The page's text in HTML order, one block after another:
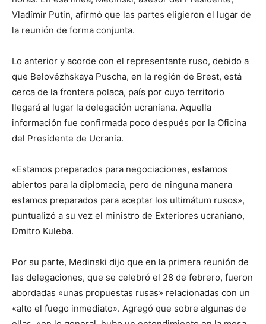
Vladímir Putin, afirmó que las partes eligieron el lugar de
la reunión de forma conjunta.
Lo anterior y acorde con el representante ruso, debido a
que Belovézhskaya Puscha, en la región de Brest, está
cerca de la frontera polaca, país por cuyo territorio
llegará al lugar la delegación ucraniana. Aquella
información fue confirmada poco después por la Oficina
del Presidente de Ucrania.
«Estamos preparados para negociaciones, estamos
abiertos para la diplomacia, pero de ninguna manera
estamos preparados para aceptar los ultimátum rusos»,
puntualizó a su vez el ministro de Exteriores ucraniano,
Dmitro Kuleba.
Por su parte, Medinski dijo que en la primera reunión de
las delegaciones, que se celebró el 28 de febrero, fueron
abordadas «unas propuestas rusas» relacionadas con un
«alto el fuego inmediato». Agregó que sobre algunas de